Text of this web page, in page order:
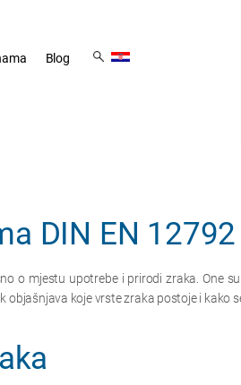
Blog
navigation
navigation
DIN EN 12792
o mjestu upotrebe i prirodi zraka. One
objašnjava koje vrste zraka postoje i kako